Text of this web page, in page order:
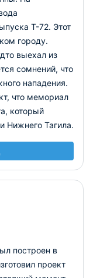
Т-72. Этот
городу.
выехал из
сомнений, что
нападения.
что мемориал
который
Нижнего Тагила.
построен в
проект